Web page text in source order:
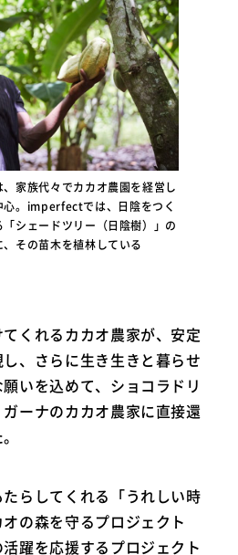
家族代々でカカオ農園を経営し
心。imperfectでは、日陰をつく
シェードツリー（日陰樹）」の
その苗木を植林している
くれるカカオ農家が、安定
、さらに生き生きと暮らせ
いを込めて、ショコラドリ
ーナのカカオ農家に直接還
らしてくれる「うれしい時
の森を守るプロジェクト
躍を応援するプロジェクト